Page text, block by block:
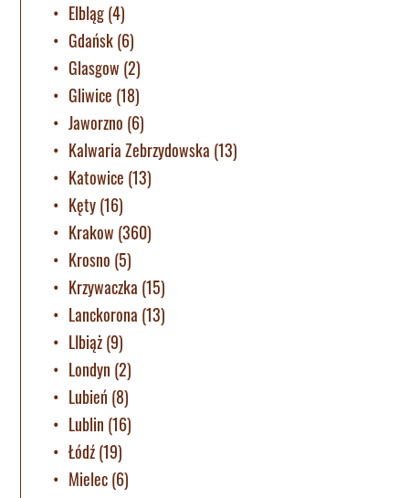
Elbląg(4)
Gdańsk(6)
Glasgow (2)
Gliwice (18)
Jaworzno (6)
Kalwaria Zebrzydowska (13)
Katowice (13)
Kęty(16)
Krakow (360)
Krosno (5)
Krzywaczka (15)
Lanckorona (13)
LIbiąż(9)
Londyn (2)
Lubień (8)
Lublin (16)
Łódź(19)
Mielec(6)